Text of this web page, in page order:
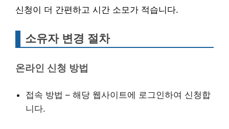
신청이 더 간편하고 시간 소모가 적습니다.
소유자 변경 절차
온라인 신청 방법
접속 방법 – 해당 웹사이트에 로그인하여 신청합
니다.